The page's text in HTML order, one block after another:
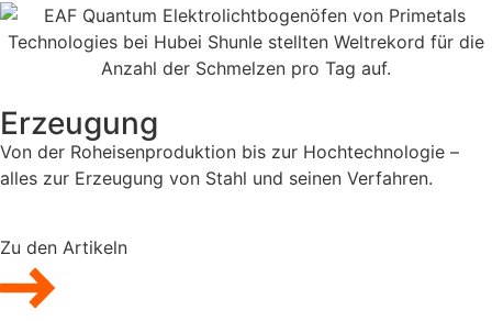
Erzeugung
Von der Roheisenproduktion bis zur Hochtechnologie –
alles zur Erzeugung von Stahl und seinen Verfahren.
Zu den Artikeln